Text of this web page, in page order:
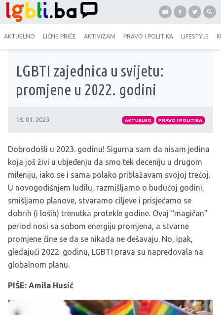
AKTUELNO LIČNE PRIČE AKTIVIZAM PRAVO I POLITIKA LIFESTYLE
LGBTI zajednica u svijetu:
promjene u 2022. godini
18. 01. 2023 AKTUELNO PRAVO I POLITIKA
Dobrodošli u 2023. godinu! Sigurna sam da nisam jedina
koja još živi u ubjeđenju da smo tek deceniju u drugom
mileniju, iako se i sama polako priblažavam svojoj trećoj.
U novogodišnjem ludilu, razmišljamo o budućoj godini,
smišljamo planove, stvaramo ciljeve i prisjećamo se
dobrih (i loših) trenutka protekle godine. Ovaj “magičan”
period nosi sa sobom energiju promjena, a stvarne
promjene čine se da se nikada ne dešavaju. No, ipak,
gledajući 2022. godinu, LGBTI prava su napredovala na
globalnom planu.
PIŠE: Amila Husić